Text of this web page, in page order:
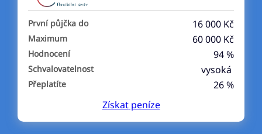
První půjčka zdarma
–
ano
ne
ano
První půjčka do 16 000 Kč
Maximum 60 000 Kč
Hodnocení 94 %
Schvalovatelnost vysoká
Přeplatíte
26 %
Získatpeníze